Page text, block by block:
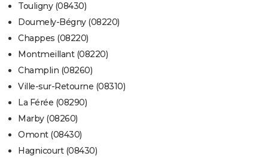
Touligny (08430)
Doumely-Bégny (08220)
Chappes (08220)
Montmeillant (08220)
Champlin (08260)
Ville-sur-Retourne (08310)
La Férée (08290)
Marby (08260)
Omont (08430)
Hagnicourt (08430)